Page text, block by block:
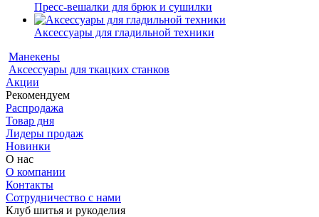
Пресс-вешалки для брюк и сушилки
Аксессуары для гладильной техники
Манекены
Аксессуары для ткацких станков
Акции
Рекомендуем
Распродажа
Товар дня
Лидеры продаж
Новинки
О нас
О компании
Контакты
Сотрудничество с нами
Клуб шитья и рукоделия